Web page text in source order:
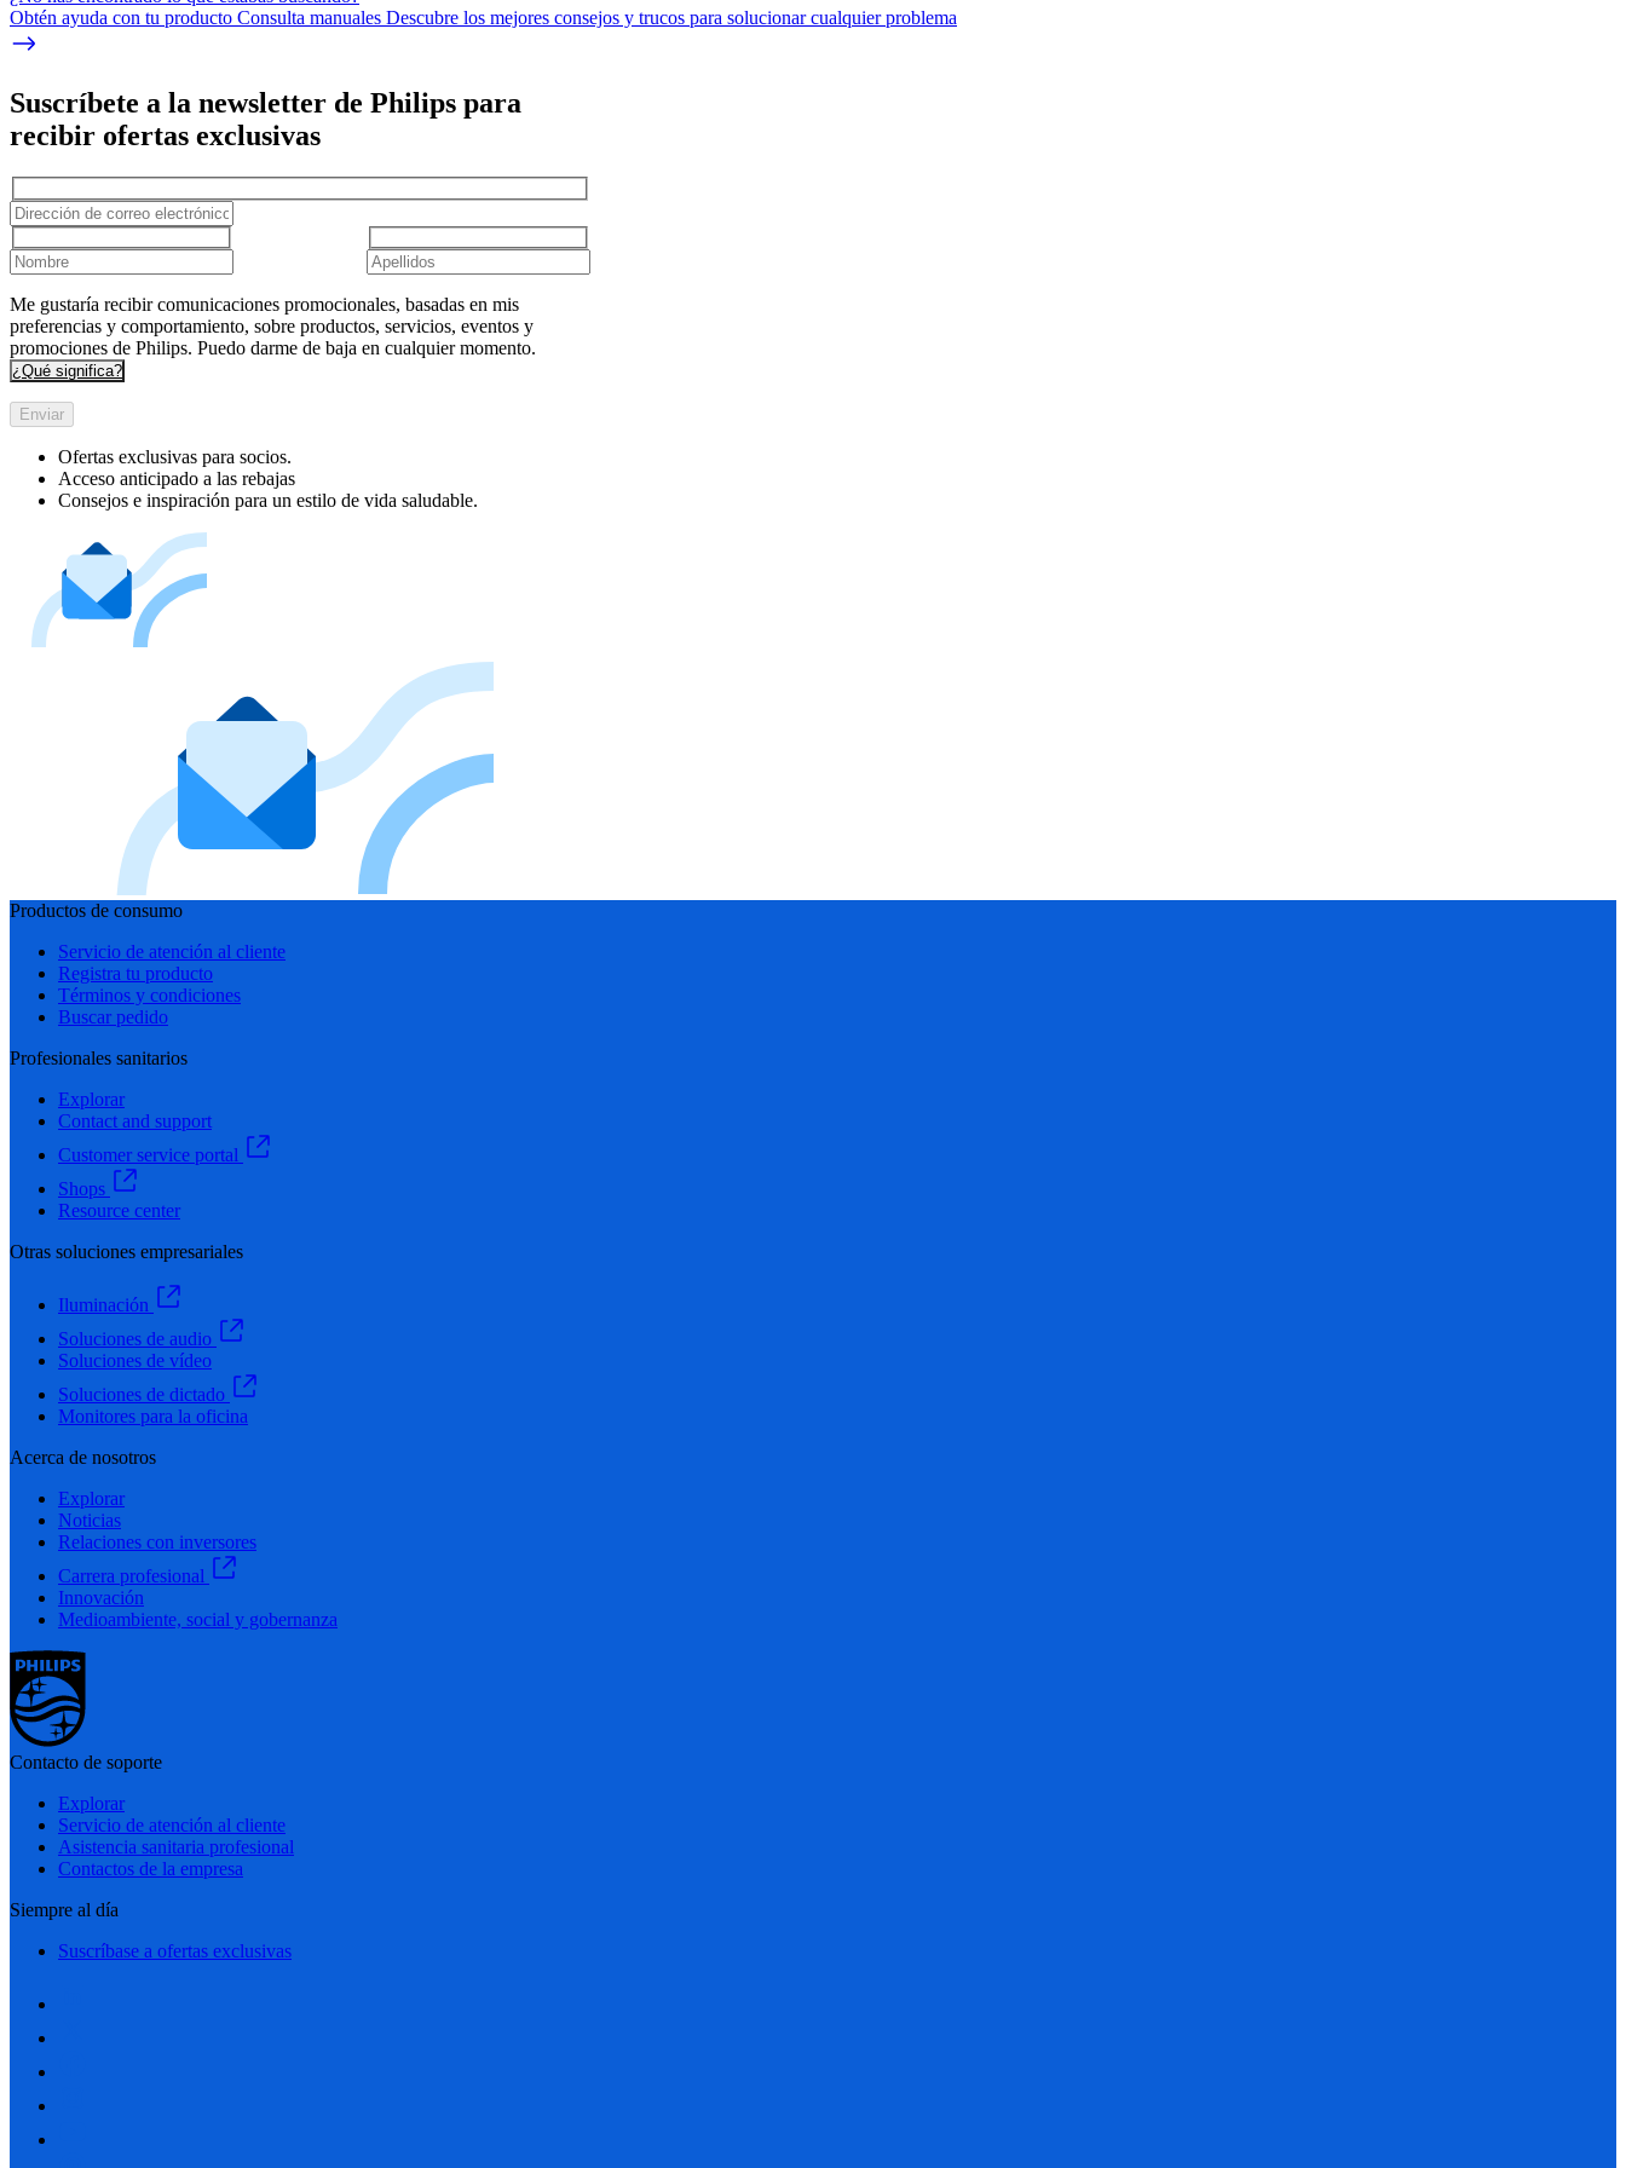
Obtén ayuda con tu producto Consulta manuales Descubre los mejores consejos y trucos para solucionar cualquier problema
Suscríbete a la newsletter de Philips para
recibir ofertas exclusivas
Me gustaría recibir comunicaciones promocionales, basadas en mis
preferencias y comportamiento, sobre productos, servicios, eventos y
promociones de Philips. Puedo darme de baja en cualquier momento.
¿Qué significa?
Enviar
Ofertas exclusivas para socios.
Acceso anticipado a las rebajas
Consejos e inspiración para un estilo de vida saludable.
Productos de consumo
Servicio de atención al cliente
Registra tu producto
Términos y condiciones
Buscar pedido
Profesionales sanitarios
Explorar
Contact and support
Customer service portal
Shops
Resource center
Otras soluciones empresariales
Iluminación
Soluciones de audio
Soluciones de vídeo
Soluciones de dictado
Monitores para la oficina
Acerca de nosotros
Explorar
Noticias
Relaciones con inversores
Carrera profesional
Innovación
Medioambiente, social y gobernanza
Contacto de soporte
Explorar
Servicio de atención al cliente
Asistencia sanitaria profesional
Contactos de la empresa
Siempre al día
Suscríbase a ofertas exclusivas